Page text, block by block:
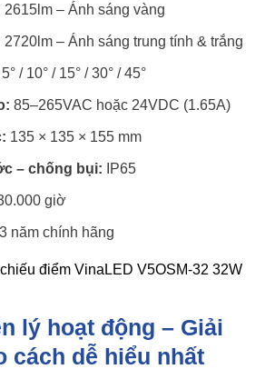
2615lm – Ánh sáng vàng
2720lm – Ánh sáng trung tính & trắng
5° / 10° / 15° / 30° / 45°
85–265VAC hoặc 24VDC (1.65A)
135 × 135 × 155 mm
– chống bụi: IP65
giờ
3 năm chính hãng
lý hoạt động – Giải
cách dễ hiểu nhất